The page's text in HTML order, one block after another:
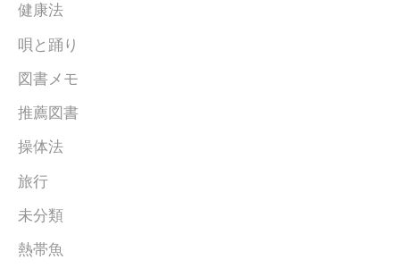
健康法
唄と踊り
図書メモ
推薦図書
操体法
旅行
未分類
熱帯魚